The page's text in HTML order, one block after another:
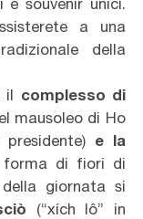
a una
della
il complesso di
mausoleo di Ho
e la
forma di fiori di
giornata si
(“xích lô” in